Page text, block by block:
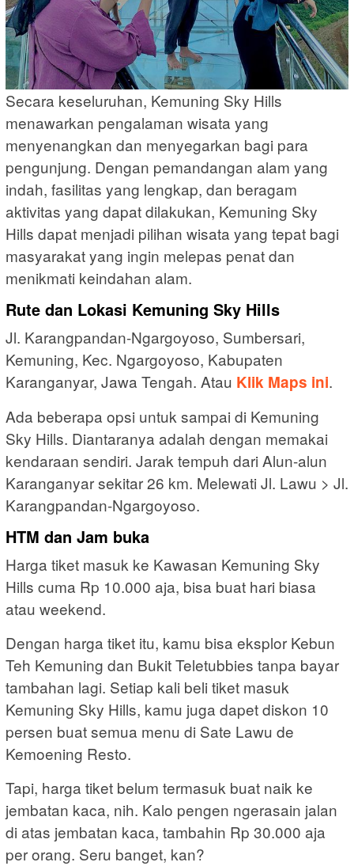
Secara keseluruhan, Kemuning Sky Hills
menawarkan pengalaman wisata yang
menyenangkan dan menyegarkan bagi para
pengunjung. Dengan pemandangan alam yang
indah, fasilitas yang lengkap, dan beragam
aktivitas yang dapat dilakukan, Kemuning Sky
Hills dapat menjadi pilihan wisata yang tepat bagi
masyarakat yang ingin melepas penat dan
menikmati keindahan alam.
Rute dan Lokasi Kemuning Sky Hills
Jl. Karangpandan-Ngargoyoso, Sumbersari,
Kemuning, Kec. Ngargoyoso, Kabupaten
Karanganyar, Jawa Tengah. Atau Klik Maps ini.
Ada beberapa opsi untuk sampai di Kemuning
Sky Hills. Diantaranya adalah dengan memakai
kendaraan sendiri. Jarak tempuh dari Alun-alun
Karanganyar sekitar 26 km. Melewati Jl. Lawu > Jl.
Karangpandan-Ngargoyoso.
HTM dan Jam buka
Harga tiket masuk ke Kawasan Kemuning Sky
Hills cuma Rp 10.000 aja, bisa buat hari biasa
atau weekend.
Dengan harga tiket itu, kamu bisa eksplor Kebun
Teh Kemuning dan Bukit Teletubbies tanpa bayar
tambahan lagi. Setiap kali beli tiket masuk
Kemuning Sky Hills, kamu juga dapet diskon 10
persen buat semua menu di Sate Lawu de
Kemoening Resto.
Tapi, harga tiket belum termasuk buat naik ke
jembatan kaca, nih. Kalo pengen ngerasain jalan
di atas jembatan kaca, tambahin Rp 30.000 aja
per orang. Seru banget, kan?